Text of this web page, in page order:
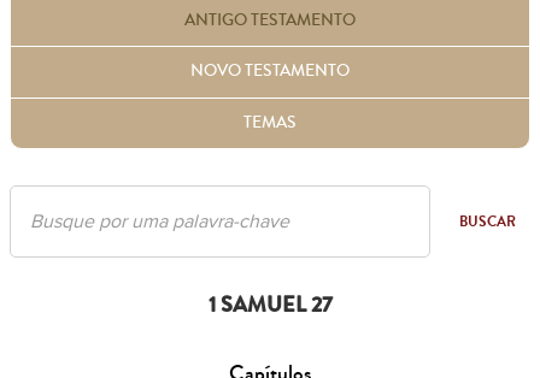
ANTIGO TESTAMENTO
NOVO TESTAMENTO
TEMAS
BUSCAR
1 SAMUEL 27